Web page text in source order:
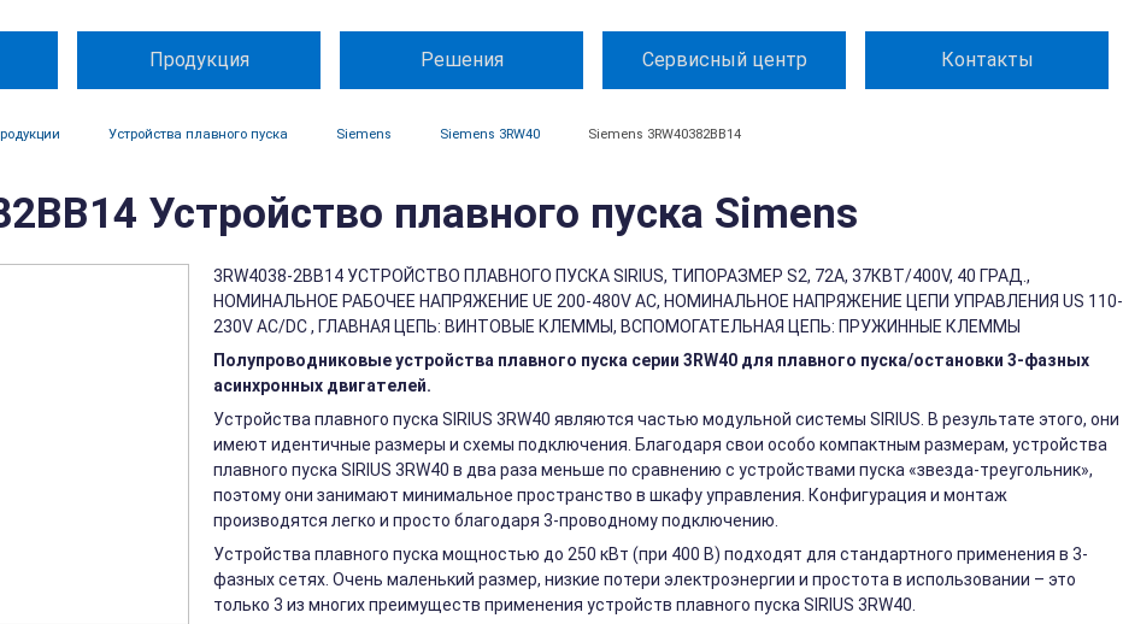
Продукция Решения Сервисный центр Контакты
Устройства плавного пуска Siemens Siemens 3RW40 Siemens 3RW40382BB14
Устройство плавного пуска Simens
3RW4038-2BB14 УСТРОЙСТВО ПЛАВНОГО ПУСКА SIRIUS, ТИПОРАЗМЕР S2, 72A, 37КВТ/400V, 40 ГРАД.,
НОМИНАЛЬНОЕ РАБОЧЕЕ НАПРЯЖЕНИЕ UE 200-480V AC, НОМИНАЛЬНОЕ НАПРЯЖЕНИЕ ЦЕПИ УПРАВЛЕНИЯ US 110-
230V AC/DC , ГЛАВНАЯ ЦЕПЬ: ВИНТОВЫЕ КЛЕММЫ, ВСПОМОГАТЕЛЬНАЯ ЦЕПЬ: ПРУЖИННЫЕ КЛЕММЫ
Полупроводниковые устройства плавного пуска серии 3RW40 для плавного пуска/остановки 3-фазных
асинхронных двигателей.
Устройства плавного пуска SIRIUS 3RW40 являются частью модульной системы SIRIUS. В результате этого, они
имеют идентичные размеры и схемы подключения. Благодаря свои особо компактным размерам, устройства
плавного пуска SIRIUS 3RW40 в два раза меньше по сравнению с устройствами пуска «звезда-треугольник»,
поэтому они занимают минимальное пространство в шкафу управления. Конфигурация и монтаж
производятся легко и просто благодаря 3-проводному подключению.
Устройства плавного пуска мощностью до 250 кВт (при 400 В) подходят для стандартного применения в 3-
фазных сетях. Очень маленький размер, низкие потери электроэнергии и простота в использовании – это
только 3 из многих преимуществ применения устройств плавного пуска SIRIUS 3RW40.